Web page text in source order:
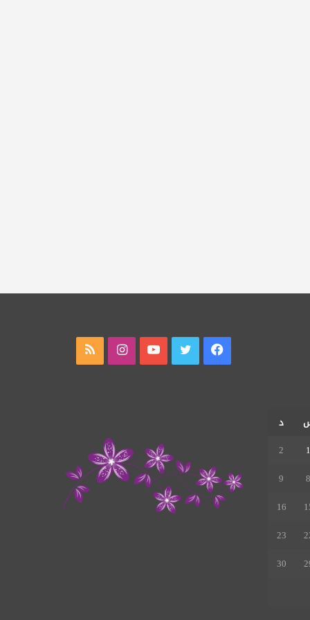
د
1
2
8
9
16
23
30
فيسبوك تويتر يوتيوب انستقرام